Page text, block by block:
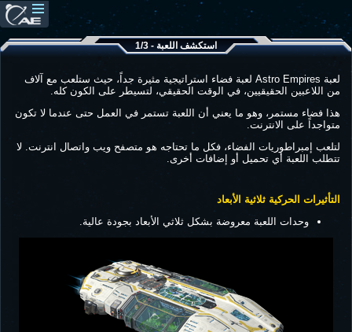
استكشف اللعبة - 1/3
لعبة Astro Empires لعبة فضاء استراتيجية مثيرة جداً، حيث ستلعب مع آلاف
من اللاعبين الحقيقيين، في الوقت الحقيقي، لتسيطر على الكون كله.
هذا فضاء مستمر، وهو ما يعني أن اللعبة تستمر في العمل حتى عندما لا تكون
متواجداً على الانترنت.
لتلعب إمبراطوريات الفضاء، فكل ما تحتاجه هو متصفح ويب واتصال انترنت. لا
تتطلب اللعبة أي تحميل أو إضافات أخرى.
التأثيرات الحركية ثلاثية الأبعاد
وحدات اللعبة معروضة بشكل ثلاثي الأبعاد بجودة عالية.